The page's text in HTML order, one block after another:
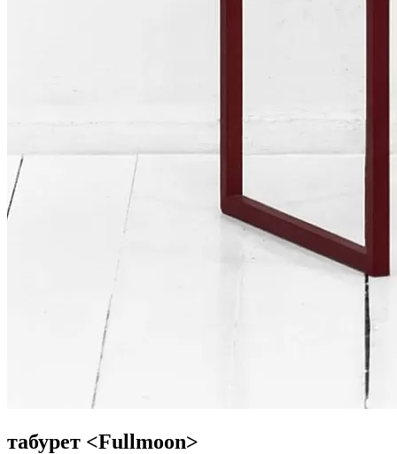
табурет <Fullmoon>